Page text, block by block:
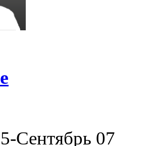
Сентябрь 07